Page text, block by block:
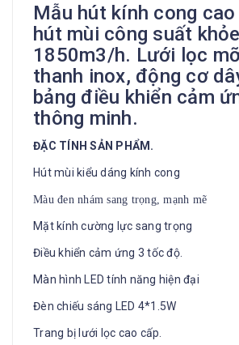
Mẫu hút kính cong
hút mùi công suất
1850m3/h. Lưới lọc
thanh inox, động cơ
bảng điều khiển cảm
thông minh.
ĐẶC TÍNH SẢN PHẨM.
Hút mùi kiểu dáng kính cong
Màu đen nhám sang trọng, mạnh mẽ
Mặt kính cường lực sang trọng
Điều khiển cảm ứng 3 tốc độ.
Màn hình LED tính năng hiện đại
Đèn chiếu sáng LED 4*1.5W
Trang bị lưới lọc cao cấp.